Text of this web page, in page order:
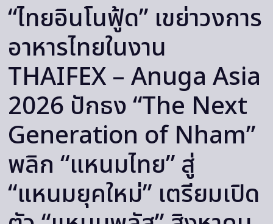
“ไทยอินโนฟู้ด” เขย่าวงการ
อาหารไทยในงาน
THAIFEX – Anuga Asia
2026 ปักธง “The Next
Generation of Nham”
พลิก “แหนมไทย” สู่
“แหนมยุคใหม่” เตรียมเปิด